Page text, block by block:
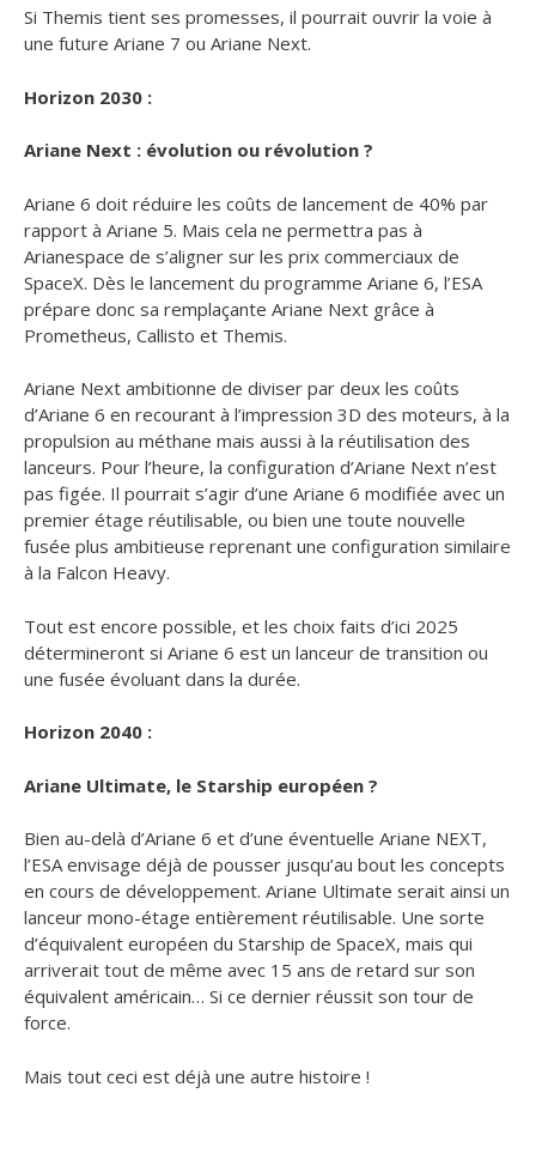
Si Themis tient ses promesses, il pourrait ouvrir la voie à
une future Ariane 7 ou Ariane Next.
Horizon 2030 :
Ariane Next : évolution ou révolution ?
Ariane 6 doit réduire les coûts de lancement de 40% par
rapport à Ariane 5. Mais cela ne permettra pas à
Arianespace de s’aligner sur les prix commerciaux de
SpaceX. Dès le lancement du programme Ariane 6, l’ESA
prépare donc sa remplaçante Ariane Next grâce à
Prometheus, Callisto et Themis.
Ariane Next ambitionne de diviser par deux les coûts
d’Ariane 6 en recourant à l’impression 3D des moteurs, à la
propulsion au méthane mais aussi à la réutilisation des
lanceurs. Pour l’heure, la configuration d’Ariane Next n’est
pas figée. Il pourrait s’agir d’une Ariane 6 modifiée avec un
premier étage réutilisable, ou bien une toute nouvelle
fusée plus ambitieuse reprenant une configuration similaire
à la Falcon Heavy.
Tout est encore possible, et les choix faits d’ici 2025
détermineront si Ariane 6 est un lanceur de transition ou
une fusée évoluant dans la durée.
Horizon 2040 :
Ariane Ultimate, le Starship européen ?
Bien au-delà d’Ariane 6 et d’une éventuelle Ariane NEXT,
l’ESA envisage déjà de pousser jusqu’au bout les concepts
en cours de développement. Ariane Ultimate serait ainsi un
lanceur mono-étage entièrement réutilisable. Une sorte
d’équivalent européen du Starship de SpaceX, mais qui
arriverait tout de même avec 15 ans de retard sur son
équivalent américain… Si ce dernier réussit son tour de
force.
Mais tout ceci est déjà une autre histoire !